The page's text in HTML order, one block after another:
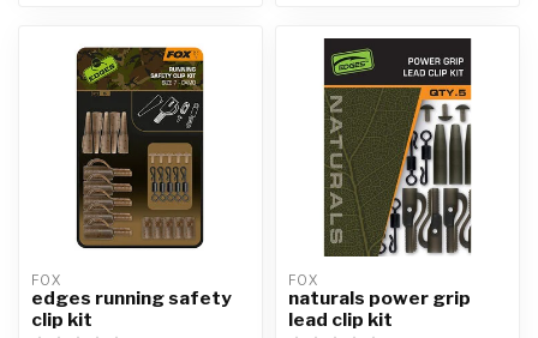
FOX
edges running safety
clip kit
FOX
naturals power grip
lead clip kit